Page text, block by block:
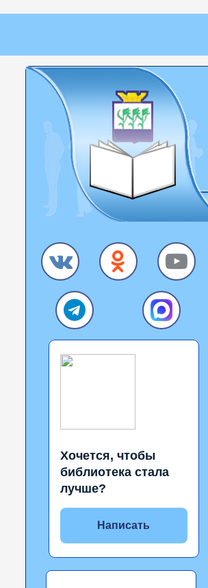
Хочется, чтобы
библиотека стала
лучше?
Написать